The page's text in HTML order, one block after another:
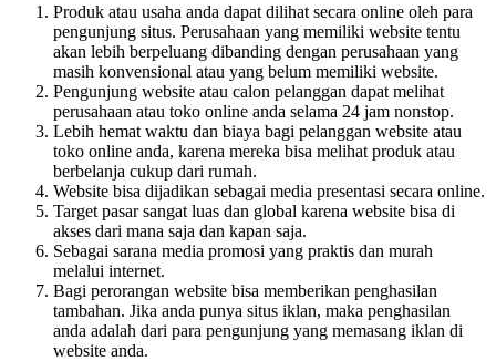
Produk atau usaha anda dapat dilihat secara online oleh para
pengunjung situs. Perusahaan yang memiliki website tentu
akan lebih berpeluang dibanding dengan perusahaan yang
masih konvensional atau yang belum memiliki website.
Pengunjung website atau calon pelanggan dapat melihat
perusahaan atau toko online anda selama 24 jam nonstop.
Lebih hemat waktu dan biaya bagi pelanggan website atau
toko online anda, karena mereka bisa melihat produk atau
berbelanja cukup dari rumah.
Website bisa dijadikan sebagai media presentasi secara online.
Target pasar sangat luas dan global karena website bisa di
akses dari mana saja dan kapan saja.
Sebagai sarana media promosi yang praktis dan murah
melalui internet.
Bagi perorangan website bisa memberikan penghasilan
tambahan. Jika anda punya situs iklan, maka penghasilan
anda adalah dari para pengunjung yang memasang iklan di
website anda.